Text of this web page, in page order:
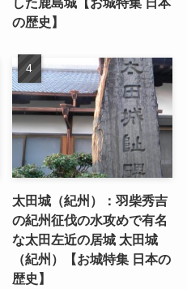
の歴史】
太田城（紀州）：羽柴秀吉
の紀州征伐の水攻めで有名
な太田左近の居城 太田城
（紀州）【お城特集 日本の
歴史】